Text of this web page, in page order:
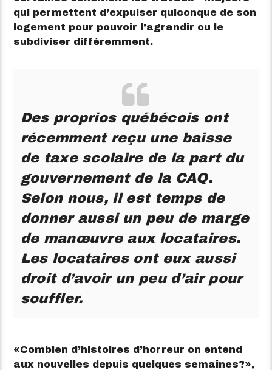
qui permettent d’expulser quiconque de son
logement pour pouvoir l’agrandir ou le
subdiviser différemment.
Des proprios québécois ont
récemment reçu une baisse
de taxe scolaire de la part du
gouvernement de la CAQ.
Selon nous, il est temps de
donner aussi un peu de marge
de manœuvre aux locataires.
Les locataires ont eux aussi
droit d’avoir un peu d’air pour
souffler.
Combien d’histoires d’horreur on entend
aux nouvelles depuis quelques semaines?
,